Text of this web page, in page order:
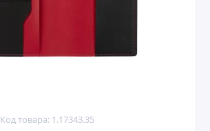
Код товара: 1.17343.35